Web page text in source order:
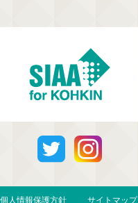
個人情報保護方針 サイトマップ